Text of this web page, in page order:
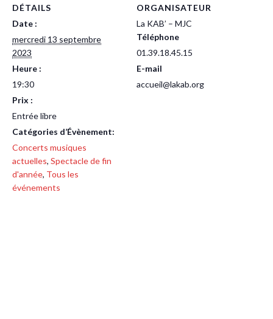
DÉTAILS
Date :
mercredi 13 septembre
2023
Heure :
19:30
Prix :
Entrée libre
Catégories d’Évènement:
Concerts musiques
actuelles, Spectacle de fin
d'année, Tous les
événements
ORGANISATEUR
La KAB’ – MJC
Téléphone
01.39.18.45.15
E-mail
accueil@lakab.org